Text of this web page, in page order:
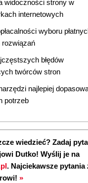
widoczności strony w
internetowych
wyboru
błędów
twórców stron
najlepiej
potrzeb
wiedzieć? Zadaj
Dutko! Wyślij je na
. Najciekawsze pytania
»